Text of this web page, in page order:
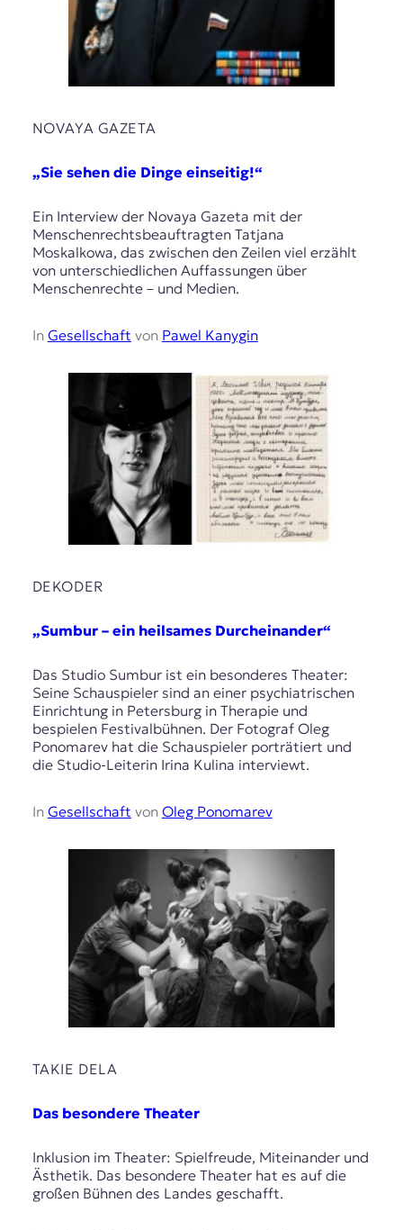
NOVAYA GAZETA
„Sie sehen die Dinge einseitig!“
Ein Interview der Novaya Gazeta mit der
Menschenrechtsbeauftragten Tatjana
Moskalkowa, das zwischen den Zeilen viel erzählt
von unterschiedlichen Auffassungen über
Menschenrechte – und Medien.
In Gesellschaft von Pawel Kanygin
DEKODER
„Sumbur – ein heilsames Durcheinander“
Das Studio Sumbur ist ein besonderes Theater:
Seine Schauspieler sind an einer psychiatrischen
Еinrichtung in Petersburg in Therapie und
bespielen Festivalbühnen. Der Fotograf Oleg
Ponomarev hat die Schauspieler porträtiert und
die Studio-Leiterin Irina Kulina interviewt.
In Gesellschaft von Oleg Ponomarev
TAKIE DELA
Das besondere Theater
Inklusion im Theater: Spielfreude, Miteinander und
Ästhetik. Das besondere Theater hat es auf die
großen Bühnen des Landes geschafft.